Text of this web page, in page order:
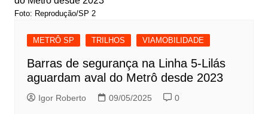
Foto: Reprodução/SP 2
METRÔ SP TRILHOS VIAMOBILIDADE
Barras de segurança na Linha 5-Lilás
aguardam aval do Metrô desde 2023
Igor Roberto 09/05/2025 0